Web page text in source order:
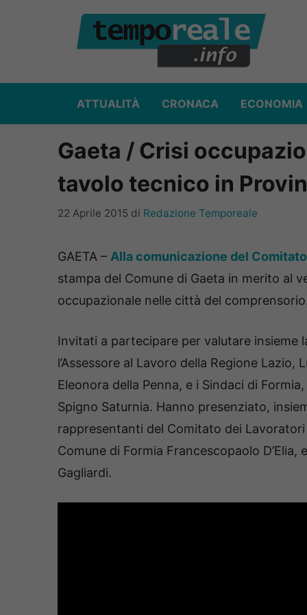
ATTUALITÀ CRONACA ECONOMIA
Gaeta / Crisi
tavolo tecnico in
22 Aprile 2015 di Redazione Temporeale
GAETA – Alla comunicazione del
stampa del Comune di Gaeta in merito al
occupazionale nelle città del
Invitati a partecipare per valutare
l’Assessore al Lavoro della Regione
Eleonora della Penna, e i Sindaci di
Spigno Saturnia. Hanno presenziato,
rappresentanti del Comitato dei
Comune di Formia Francescopaolo
Gagliardi.